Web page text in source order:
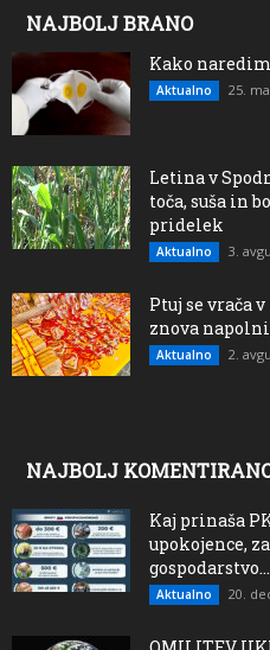
NAJBOLJ BRANO
Kako
Aktualno 25.
Letina v
toča, suša in
pridelek
Aktualno 3.
Ptuj se vrača
znova
Aktualno 2.
NAJBOLJ
Kaj prinaša
upokojence,
Aktualno 20.